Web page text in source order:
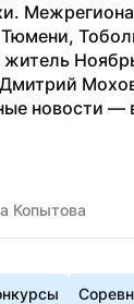
житель
новости —
Копытова